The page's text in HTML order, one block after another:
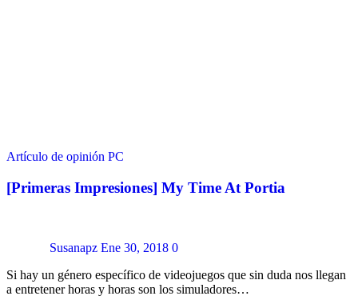
Artículo de opinión PC
[Primeras Impresiones] My Time At Portia
Susanapz Ene 30, 2018 0
Si hay un género específico de videojuegos que sin duda nos llegan
a entretener horas y horas son los simuladores…